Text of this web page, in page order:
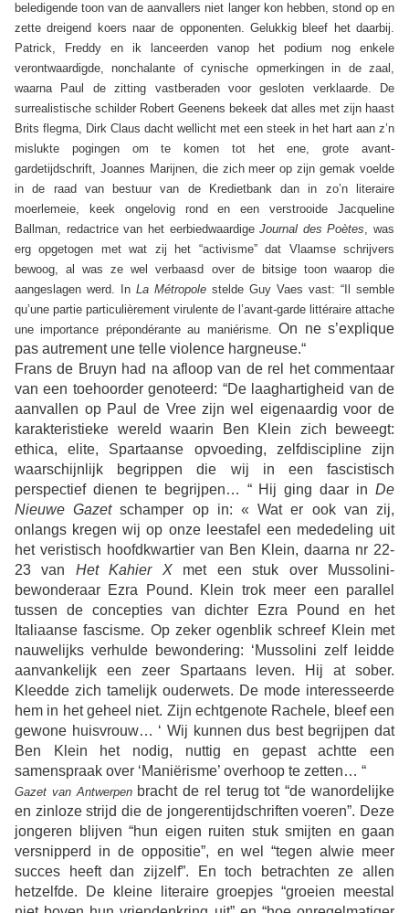
beledigende toon van de aanvallers niet langer kon hebben, stond op en
zette dreigend koers naar de opponenten. Gelukkig bleef het daarbij.
Patrick, Freddy en ik lanceerden vanop het podium nog enkele
verontwaardigde, nonchalante of cynische opmerkingen in de zaal,
waarna Paul de zitting vastberaden voor gesloten verklaarde. De
surrealistische schilder Robert Geenens bekeek dat alles met zijn haast
Brits flegma, Dirk Claus dacht wellicht met een steek in het hart aan z’n
mislukte pogingen om te komen tot het ene, grote avant-
gardetijdschrift, Joannes Marijnen, die zich meer op zijn gemak voelde
in de raad van bestuur van de Kredietbank dan in zo’n literaire
moerlemeie, keek ongelovig rond en een verstrooide Jacqueline
Ballman, redactrice van het eerbiedwaardigeJournal des Poètes, was
erg opgetogen met wat zij het “activisme” dat Vlaamse schrijvers
bewoog, al was ze wel verbaasd over de bitsige toon waarop die
aangeslagen werd.
In La Métropole stelde Guy Vaes vast: “Il semble
qu’une partie particulièrement virulente de l’avant-garde littéraire attache
une importance prépondérante au maniérisme. On ne s’explique
pas autrement une telle violence hargneuse.“
Frans de Bruyn had na afloop van de rel het commentaar
van een toehoorder genoteerd: “De laaghartigheid van de
aanvallen op Paul de Vree zijn wel eigenaardig voor de
karakteristieke wereld waarin Ben Klein zich beweegt:
ethica, elite, Spartaanse opvoeding, zelfdiscipline zijn
waarschijnlijk begrippen die wij in een fascistisch
perspectief dienen te begrijpen… “ Hij ging daar in De
Nieuwe Gazetschamper op in: « Wat er ook van zij,
onlangs kregen wij op onze leestafel een mededeling uit
het veristisch hoofdkwartier van Ben Klein, daarna nr 22-
23 van Het Kahier Xmet een stuk over Mussolini-
bewonderaar Ezra Pound. Klein trok meer een parallel
tussen de concepties van dichter Ezra Pound en het
Italiaanse fascisme. Op zeker ogenblik schreef Klein met
nauwelijks verhulde bewondering: ‘Mussolini zelf leidde
aanvankelijk een zeer Spartaans leven. Hij at sober.
Kleedde zich tamelijk ouderwets. De mode interesseerde
hem in het geheel niet. Zijn echtgenote Rachele, bleef een
gewone huisvrouw… ‘ Wij kunnen dus best begrijpen dat
Ben Klein het nodig, nuttig en gepast achtte een
samenspraak over ‘Maniërisme’ overhoop te zetten… “
Gazet van Antwerpen bracht de rel terug tot “de wanordelijke
en zinloze strijd die de jongerentijdschriften voeren”. Deze
jongeren blijven “hun eigen ruiten stuk smijten en gaan
versnipperd in de oppositie”, en wel “tegen alwie meer
succes heeft dan zijzelf”. En toch betrachten ze allen
hetzelfde. De kleine literaire groepjes “groeien meestal